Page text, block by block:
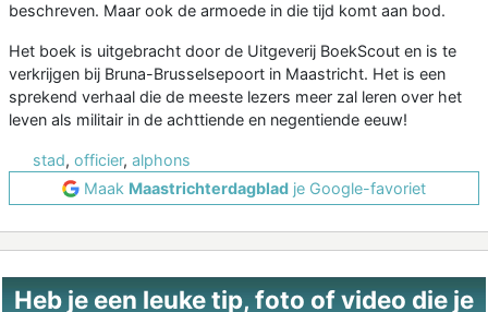
beschreven. Maar ook de armoede in die tijd komt aan bod.
Het boek is uitgebracht door de Uitgeverij BoekScout en is te
verkrijgen bij Bruna-Brusselsepoort in Maastricht. Het is een
sprekend verhaal die de meeste lezers meer zal leren over het
leven als militair in de achttiende en negentiende eeuw!
stad, officier, alphons
Maak Maastrichterdagblad je Google-favoriet
Heb je een leuke tip, foto of video die je